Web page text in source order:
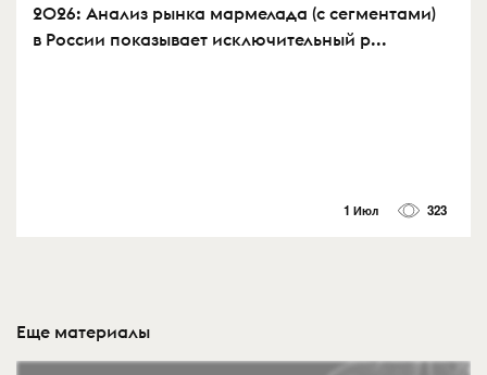
2026: Анализ рынка мармелада (с сегментами)
в России показывает исключительный р...
1 Июл 323
Еще материалы